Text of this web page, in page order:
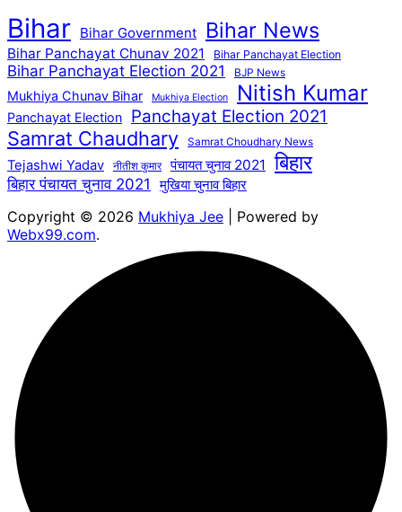
Bihar Bihar Government Bihar News
Bihar Panchayat Chunav 2021 Bihar Panchayat Election
Bihar Panchayat Election 2021 BJP News
Mukhiya Chunav Bihar Mukhiya Election Nitish Kumar
Panchayat Election Panchayat Election 2021
Samrat Chaudhary Samrat Choudhary News
Tejashwi Yadav नीतीश कुमार पंचायत चुनाव 2021 बिहार
बिहार पंचायत चुनाव 2021 मुखिया चुनाव बिहार
Copyright © 2026 Mukhiya Jee | Powered by
Webx99.com.